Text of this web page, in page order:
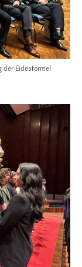
der Eidesformel